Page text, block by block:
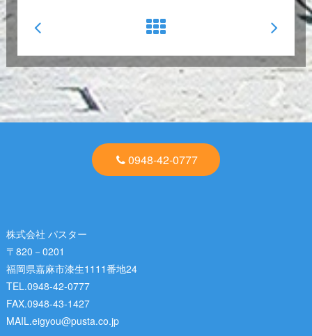
0948-42-0777
株式会社 パスター
〒820－0201
福岡県嘉麻市漆生1111番地24
TEL.0948-42-0777
FAX.0948-43-1427
MAIL.eigyou@pusta.co.jp